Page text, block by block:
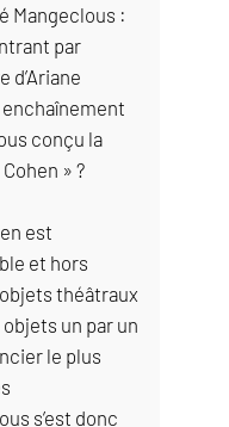
Mangeclous :
par
d’Ariane
conçu la
» ?
est
et hors
théâtraux
un par un
le plus
s’est donc